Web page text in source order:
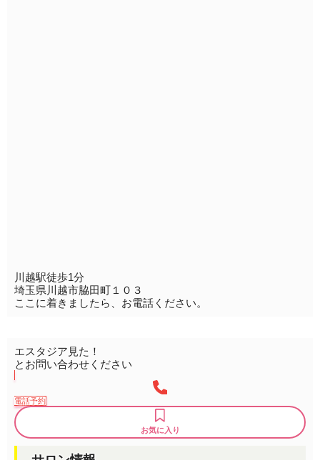
川越駅徒歩1分
埼玉県川越市脇田町１０３
ここに着きましたら、お電話ください。
エスタジア見た！
とお問い合わせください
電話予約
お気に入り